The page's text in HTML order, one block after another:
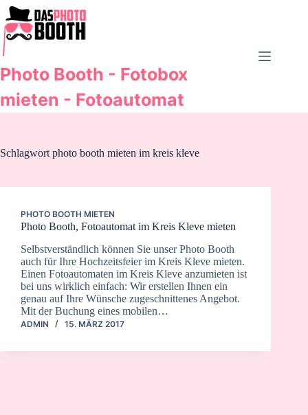
Zum
Inhalt
springen
Photo Booth - Fotobox
mieten - Fotoautomat
Schlagwort photo booth mieten im kreis kleve
PHOTO BOOTH MIETEN
Photo Booth, Fotoautomat im Kreis Kleve mieten
Selbstverständlich können Sie unser Photo Booth
auch für Ihre Hochzeitsfeier im Kreis Kleve mieten.
Einen Fotoautomaten im Kreis Kleve anzumieten ist
bei uns wirklich einfach: Wir erstellen Ihnen ein
genau auf Ihre Wünsche zugeschnittenes Angebot.
Mit der Buchung eines mobilen…
ADMIN 15. MÄRZ 2017